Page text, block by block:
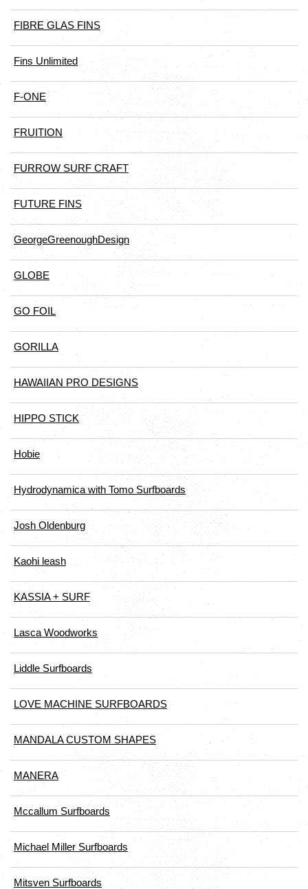
FIBRE GLAS FINS
Fins Unlimited
F-ONE
FRUITION
FURROW SURF CRAFT
FUTURE FINS
GeorgeGreenoughDesign
GLOBE
GO FOIL
GORILLA
HAWAIIAN PRO DESIGNS
HIPPO STICK
Hobie
Hydrodynamica with Tomo Surfboards
Josh Oldenburg
Kaohi leash
KASSIA + SURF
Lasca Woodworks
Liddle Surfboards
LOVE MACHINE SURFBOARDS
MANDALA CUSTOM SHAPES
MANERA
Mccallum Surfboards
Michael Miller Surfboards
Mitsven Surfboards